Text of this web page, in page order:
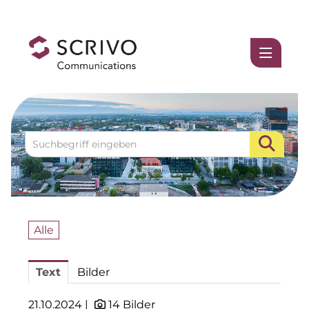
Medienmitteilungen
1337UGC
ACCUMULATA
Accumulata Operations (AOP)
AIM
BHB Unternehmensgruppe
City 1 Group
Clean Intralogistics Net (CIN)
Alle
Text Bilder
21.10.2024 | 14 Bilder